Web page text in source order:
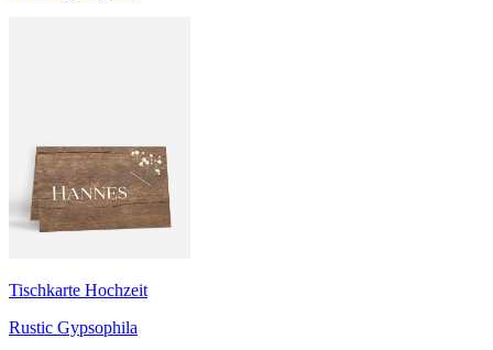
Tischkarte Hochzeit
Rustic Gypsophila